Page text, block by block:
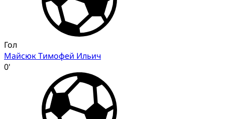
Гол
Майсюк Тимофей Ильич
0'